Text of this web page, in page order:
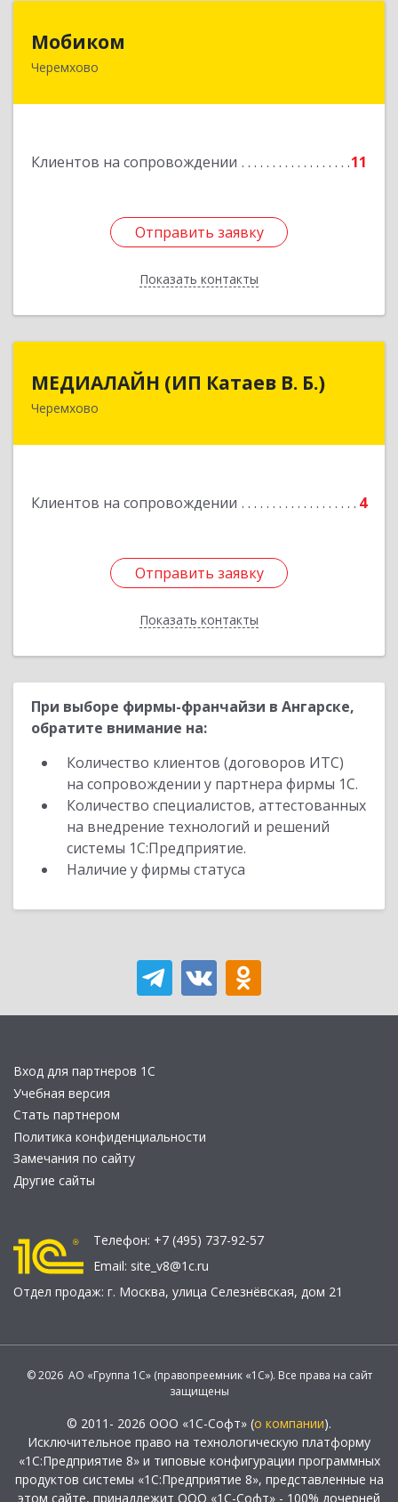
Мобиком
Черемхово
Клиентов на сопровождении 11
Отправить заявку
Показать контакты
Отправить заявку
Назад
МЕДИАЛАЙН (ИП Катаев В. Б.)
Черемхово
Клиентов на сопровождении 4
Отправить заявку
Показать контакты
МЕДИАЛАЙН (ИП Катаев В. Б.)
665413, Иркутская обл, Черемхово г, Ленина ул,
Отправить заявку
Назад
При выборе фирмы-франчайзи в Ангарске,
обратите внимание на:
Количество клиентов (договоров ИТС)
на сопровождении у партнера фирмы 1С.
Количество специалистов, аттестованных
на внедрение технологий и решений
системы 1С:Предприятие.
Наличие у фирмы статуса
Вход для партнеров 1С
Учебная версия
Стать партнером
Политика конфиденциальности
Замечания по сайту
Другие сайты
Телефон: +7 (495) 737-92-57
Email: site_v8@1c.ru
Отдел продаж: г. Москва, улица Селезнёвская, дом 21
© 2026 АО «Группа 1С» (правопреемник «1С»). Все права на сайт
защищены
© 2011- 2026 ООО «1С-Софт» (о компании).
Исключительное право на технологическую платформу
«1С:Предприятие 8» и типовые конфигурации программных
продуктов системы «1С:Предприятие 8», представленные на
этом сайте, принадлежит ООО «1С-Софт» - 100% дочерней